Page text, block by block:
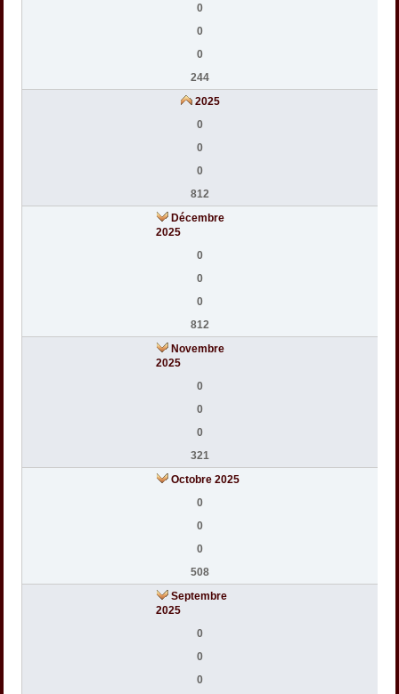
0
0
0
244
2025
0
0
0
812
Décembre
2025
0
0
0
812
Novembre
2025
0
0
0
321
Octobre 2025
0
0
0
508
Septembre
2025
0
0
0